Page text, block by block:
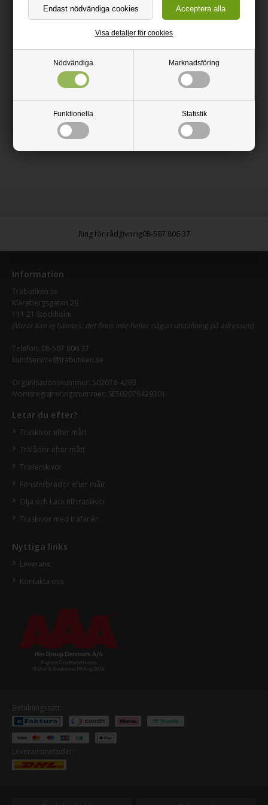
Nödvändiga Marknadsföring
Funktionella Statistik
Visa detaljer för cookies
skadade linoleumsytan. Fördela produkten med en mjuk
mikrofiberduk och torka sedan av med en annan ren
mikrofiberduk. Det är inte nödvändigt att använda
användas då och då som underhåll. Till daglig rengöring torkas
ytan av med en mjuk trasa som doppats i ljummet vatten,
eventuellt tillsatt pH-neutralt rengöringsmedel.
Natursåpa, rengöringsmedel och vatten, 1-5% såpa.
Mindre än 1% nonjoniska tensider
PH-värde: 9,8
Ring för rådgivning08-507 806 37
Information
Träbutiken.se
Klarabergsgatan 29
111 21 Stockholm
(Varor kan ej hämtes; det finns inte heller någon utställning på adressen)
Telefon: 08-507 806 37
kundservice@trabutiken.se
Organisationsnummer: 502078-4293
Momsregistreringsnummer: SE502078429301
Letar du efter?
Träskivor efter mått
Trälådor efter mått
Trailerskivor
Fönsterbrädor efter mått
Olja och Lack till träskivor
Träskivor med träfanér
Nyttiga links
Leverans
Kontakta oss
Betalningssätt:
Leveransmetoder: